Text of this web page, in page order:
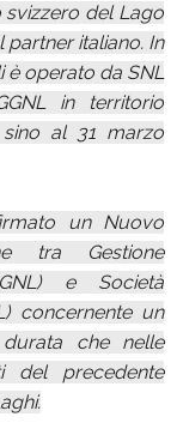
del Lago
italiano. In
è operato da SNL
in territorio
sino al 31 marzo
un Nuovo
tra Gestione
e Società
concernente un
che nelle
del precedente